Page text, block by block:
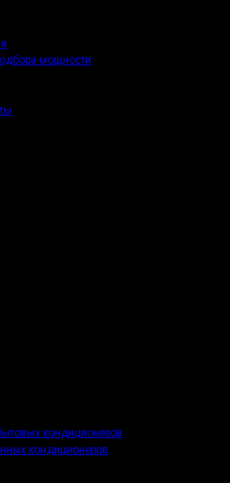
мощности
кондиционеров
кондиционеров